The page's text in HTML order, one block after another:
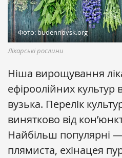
Фото: budennovsk.org
Лікарські рослини
Ніша вирощування
ефіроолійних культур
вузька. Перелік
винятково від
Найбільш популярні
плямиста, ехінацея